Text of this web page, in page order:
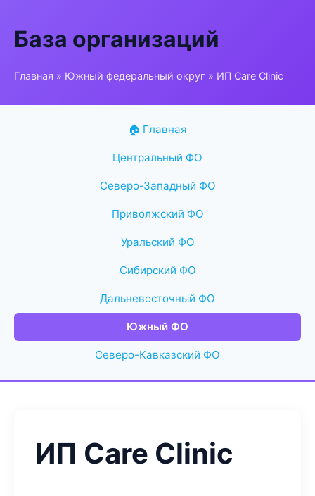
База организаций
Главная » Южный федеральный округ » ИП Care Clinic
🏠 Главная
Центральный ФО
Северо-Западный ФО
Приволжский ФО
Уральский ФО
Сибирский ФО
Дальневосточный ФО
Южный ФО
Северо-Кавказский ФО
ИП Care Clinic